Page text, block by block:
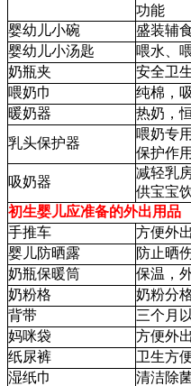
功能
婴幼儿小碗 盛装辅
婴幼儿小汤匙
喂水、
奶瓶夹
安全卫
喂奶巾
纯棉，
暖奶器
热奶，
乳头保护器
喂奶专
保护作用
吸奶器
减轻乳
供宝宝
初生婴儿应准备的外出用品
手推车
方便外出
婴儿防晒露
防止晒
奶瓶保暖筒
保温，
奶粉格
奶粉分
背带
三个月
妈咪袋
方便外
纸尿裤
卫生方
湿纸巾
清洁除